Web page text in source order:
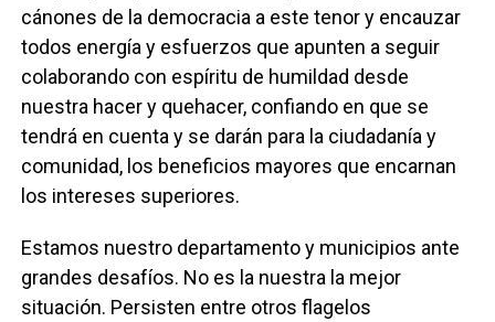
cánones de la democracia a este tenor y encauzar
todos energía y esfuerzos que apunten a seguir
colaborando con espíritu de humildad desde
nuestra hacer y quehacer, confiando en que se
tendrá en cuenta y se darán para la ciudadanía y
comunidad, los beneficios mayores que encarnan
los intereses superiores.
Estamos nuestro departamento y municipios ante
grandes desafíos. No es la nuestra la mejor
situación. Persisten entre otros flagelos